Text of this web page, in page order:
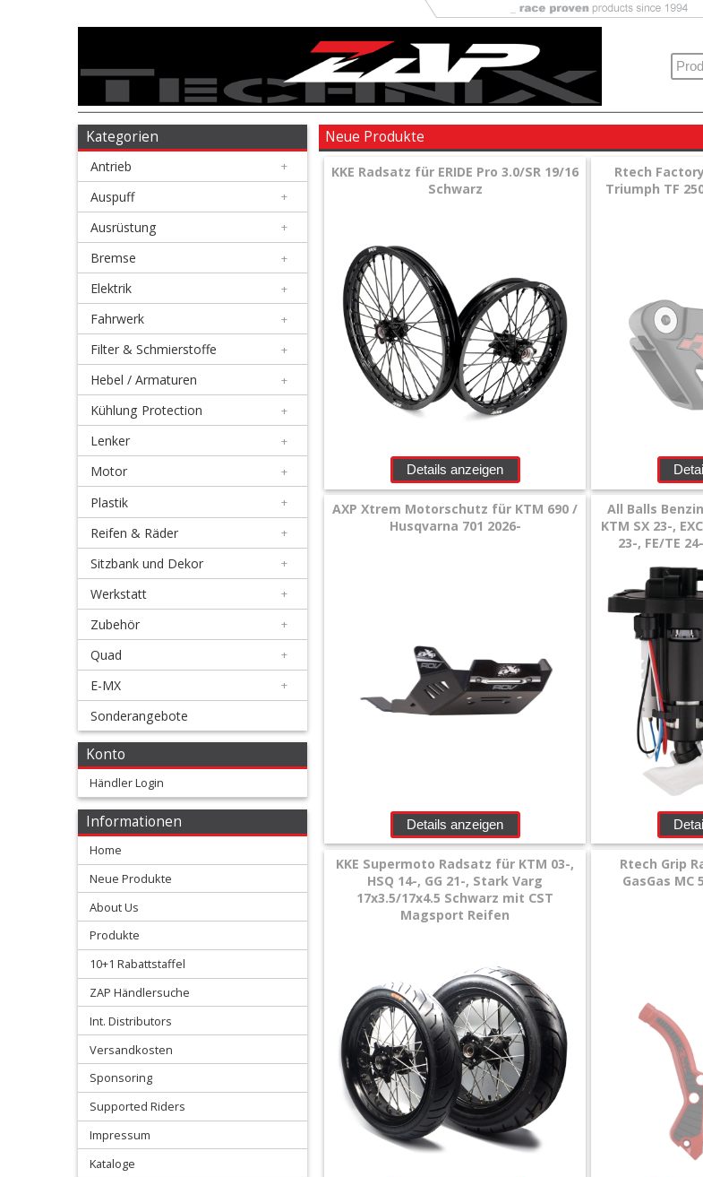
Antrieb
Auspuff
Ausrüstung
Bremse
Elektrik
Fahrwerk
Schmierstoffe
Armaturen
Kühlung
Protection
Lenker
Motor
Plastik
Reifen
Sitzbank
Dekor
Kategorien
Antrieb +
Auspuff +
Ausrüstung +
Bremse +
Elektrik +
Fahrwerk +
Filter & Schmierstoffe +
Hebel / Armaturen +
Kühlung Protection +
Lenker +
Motor +
Plastik +
Reifen & Räder +
Sitzbank und Dekor +
Werkstatt +
Zubehör +
Quad +
E-MX +
Sonderangebote
Konto
Händler Login
Informationen
Home
Neue Produkte
About Us
Produkte
10+1 Rabattstaffel
ZAP Händlersuche
Int. Distributors
Versandkosten
Sponsoring
Supported Riders
Impressum
Kataloge
Neue Produkte
KKE Radsatz für ERIDE Pro 3.0/SR 19/16
Schwarz
Details anzeigen
Rtech
Triumph TF
AXP Xtrem Motorschutz für KTM 690 /
Husqvarna 701 2026-
Details anzeigen
All Balls
KTM SX 23-,
23-, FE/TE
KKE Supermoto Radsatz für KTM 03-,
HSQ 14-, GG 21-, Stark Varg
17x3.5/17x4.5 Schwarz mit CST
Magsport Reifen
Rtech Grip
GasGas MC